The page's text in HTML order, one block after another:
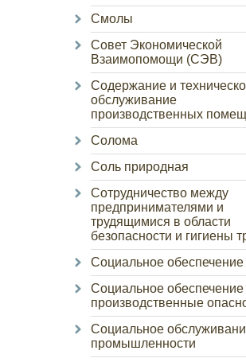
Смолы
Совет Экономической
Взаимопомощи (СЭВ)
Содержание и
обслуживание
производственных
Солома
Соль природная
Сотрудничество между
предпринимателями и
трудящимися в области
безопасности и гигиены
Социальное обеспечение
Социальное обеспечение
производственные
Социальное
промышленности